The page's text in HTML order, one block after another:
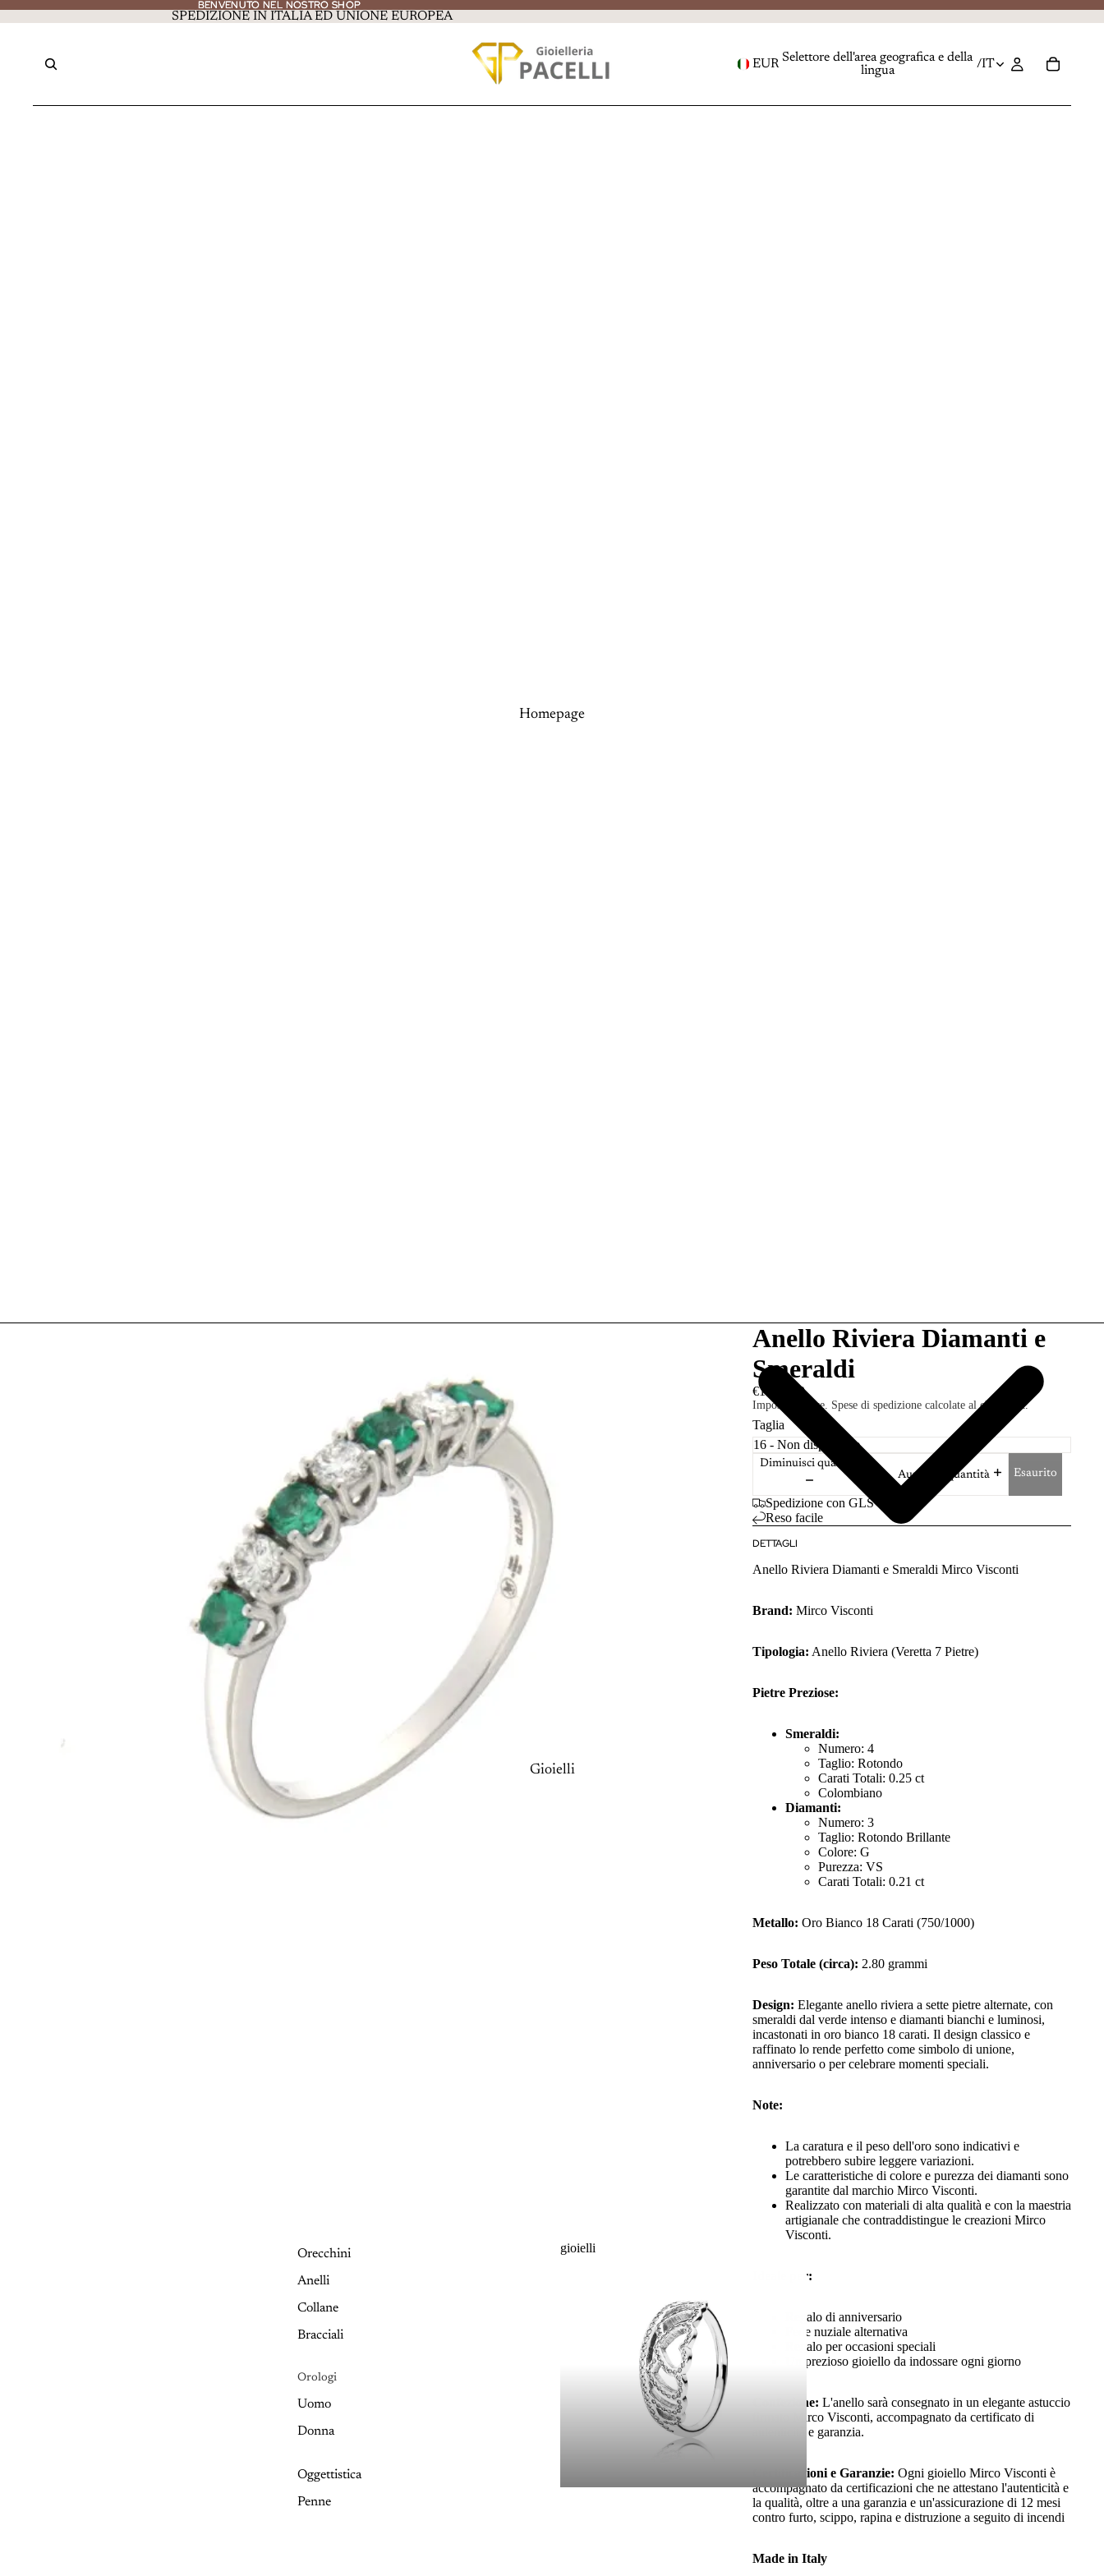
BENVENUTO NEL NOSTRO SHOP
BENVENUTO NEL NOSTRO SHOP
SPEDIZIONE IN ITALIA ED UNIONE EUROPEA
EUR Selettore dell'area geografica e della
lingua
/IT
Homepage
Gioielli
Orecchini
Anelli
Collane
Bracciali
Orologi
Uomo
Donna
Oggettistica
Penne
gioielli
Anello Riviera Diamanti e
Smeraldi
€1.390,00
Imposte incluse. Spese di spedizione calcolate al check-out.
Taglia
Diminuisci quantità
Aumenta quantità
Esaurito
Spedizione con GLS
Reso facile
DETTAGLI
Anello Riviera Diamanti e Smeraldi Mirco Visconti
Brand: Mirco Visconti
Tipologia: Anello Riviera (Veretta 7 Pietre)
Pietre Preziose:
Smeraldi:
Numero: 4
Taglio: Rotondo
Carati Totali: 0.25 ct
Colombiano
Diamanti:
Numero: 3
Taglio: Rotondo Brillante
Colore: G
Purezza: VS
Carati Totali: 0.21 ct
Metallo: Oro Bianco 18 Carati (750/1000)
Peso Totale (circa): 2.80 grammi
Design: Elegante anello riviera a sette pietre alternate, con
smeraldi dal verde intenso e diamanti bianchi e luminosi,
incastonati in oro bianco 18 carati. Il design classico e
raffinato lo rende perfetto come simbolo di unione,
anniversario o per celebrare momenti speciali.
Note:
La caratura e il peso dell'oro sono indicativi e
potrebbero subire leggere variazioni.
Le caratteristiche di colore e purezza dei diamanti sono
garantite dal marchio Mirco Visconti.
Realizzato con materiali di alta qualità e con la maestria
artigianale che contraddistingue le creazioni Mirco
Visconti.
Ideale per:
Regalo di anniversario
Fede nuziale alternativa
Regalo per occasioni speciali
Un prezioso gioiello da indossare ogni giorno
Confezione: L'anello sarà consegnato in un elegante astuccio
firmato Mirco Visconti, accompagnato da certificato di
autenticità e garanzia.
Certificazioni e Garanzie: Ogni gioiello Mirco Visconti è
accompagnato da certificazioni che ne attestano l'autenticità e
la qualità, oltre a una garanzia e un'assicurazione di 12 mesi
contro furto, scippo, rapina e distruzione a seguito di incendi
Made in Italy